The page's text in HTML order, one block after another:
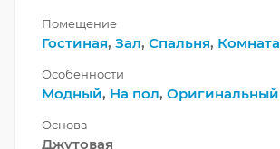
Помещение
Гостиная, Зал, Спальня, Комната
Особенности
Модный, На пол, Оригинальный
Основа
Джутовая